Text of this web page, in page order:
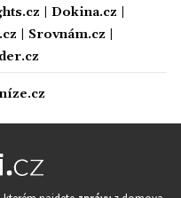
Dokina.cz
Srovnám.cz